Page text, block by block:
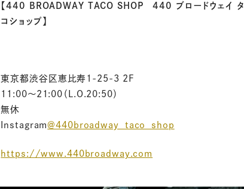
【440 BROADWAY TACO SHOP 440 ブロードウェイ タ
コショップ】
東京都渋谷区恵比寿1-25-3 2F
11:00〜21:00（L.O.20:50）
無休
Instagram＠440broadway_taco_shop
https://www.440broadway.com